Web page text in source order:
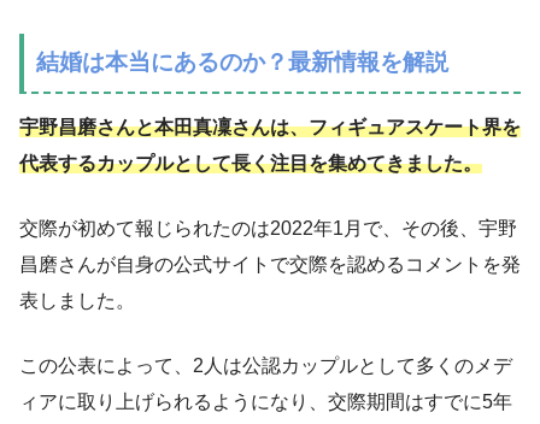
結婚は本当にあるのか？最新情報を解説
宇野昌磨さんと本田真凜さんは、フィギュアスケート界を
代表するカップルとして長く注目を集めてきました。
交際が初めて報じられたのは2022年1月で、その後、宇野
昌磨さんが自身の公式サイトで交際を認めるコメントを発
表しました。
この公表によって、2人は公認カップルとして多くのメデ
ィアに取り上げられるようになり、交際期間はすでに5年